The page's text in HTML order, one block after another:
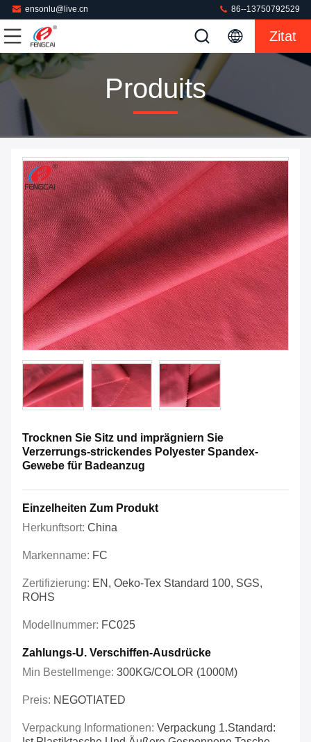
ensonlu@live.cn 86--13750792529
Zitat
Produits
Trocknen Sie Sitz und imprägniern Sie
Verzerrungs-strickendes Polyester Spandex-
Gewebe für Badeanzug
Einzelheiten Zum Produkt
Herkunftsort: China
Markenname: FC
Zertifizierung: EN, Oeko-Tex Standard 100, SGS,
ROHS
Modellnummer: FC025
Zahlungs-U. Verschiffen-Ausdrücke
Min Bestellmenge: 300KG/COLOR (1000M)
Preis: NEGOTIATED
Verpackung Informationen: Verpackung 1.Standard: